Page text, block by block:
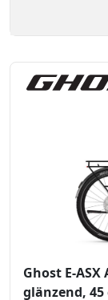
Ghost E-
glänzend,